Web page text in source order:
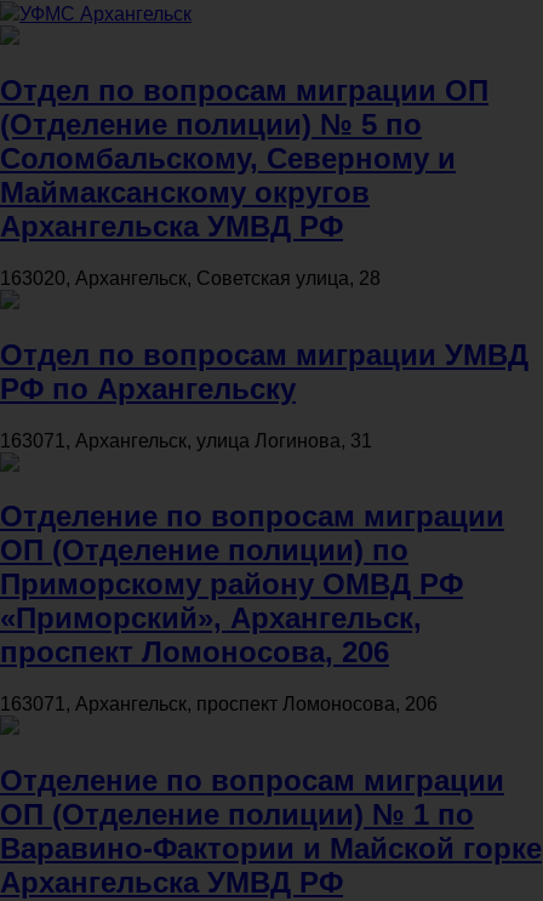
УФМС Архангельск
Отдел по вопросам миграции ОП
(Отделение полиции) № 5 по
Соломбальскому, Северному и
Маймаксанскому округов
Архангельска УМВД РФ
163020, Архангельск, Советская улица, 28
Отдел по вопросам миграции УМВД
РФ по Архангельску
163071, Архангельск, улица Логинова, 31
Отделение по вопросам миграции
ОП (Отделение полиции) по
Приморскому району ОМВД РФ
«Приморский», Архангельск,
проспект Ломоносова, 206
163071, Архангельск, проспект Ломоносова, 206
Отделение по вопросам миграции
ОП (Отделение полиции) № 1 по
Варавино-Фактории и Майской горке
Архангельска УМВД РФ